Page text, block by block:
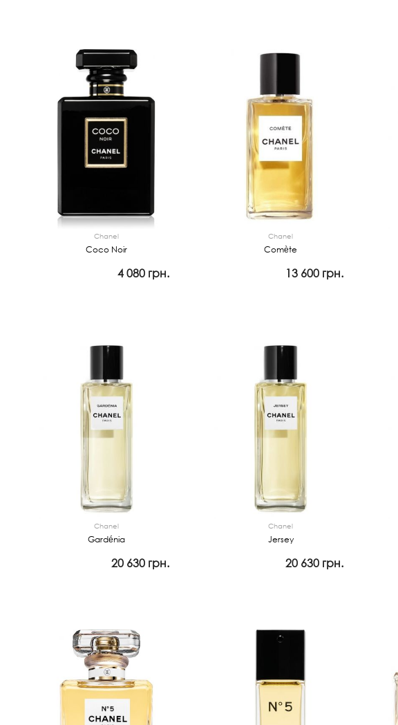
Chanel
Coco Noir
4 080 грн.
Chanel
Comète
13 600 грн.
Chanel
Gardénia
20 630 грн.
Chanel
Jersey
20 630 грн.